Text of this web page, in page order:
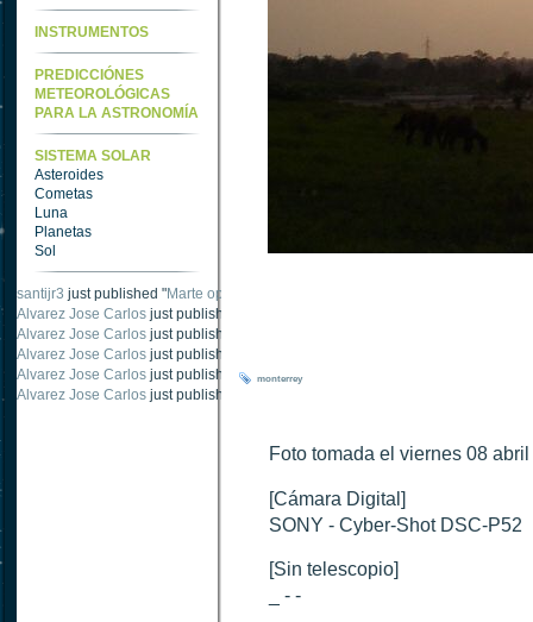
INSTRUMENTOS
PREDICCIÓNES
METEOROLÓGICAS
PARA LA ASTRONOMÍA
SISTEMA SOLAR
Asteroides
Cometas
Luna
Planetas
Sol
santijr3 just published "Marte oposición 2020
Alvarez Jose Carlos just published "
Alvarez Jose Carlos just published "
Alvarez Jose Carlos just published "
Alvarez Jose Carlos just published "Oposición Marte 28 Octubre 2020
Alvarez Jose Carlos just published "
monterrey
Foto tomada el viernes 08
[Cámara Digital]
SONY - Cyber-Shot DSC-P52
[Sin telescopio]
_ - -